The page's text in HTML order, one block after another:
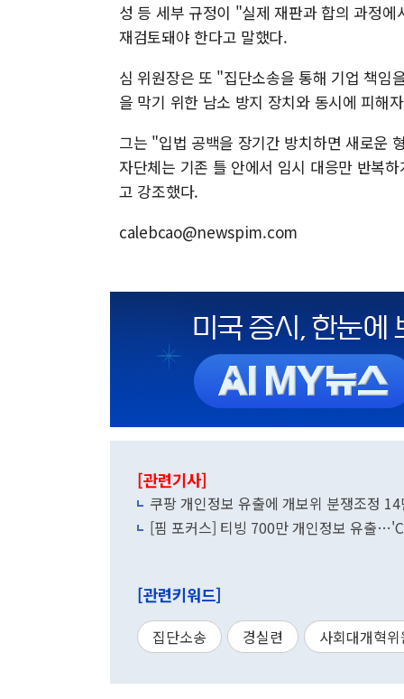
성 등 세부 규정이 "실제 재판과 합의 과정
재검토돼야 한다고 말했다.
심 위원장은 또 "집단소송을 통해 기업 책임
을 막기 위한 남소 방지 장치와 동시에 피해
그는 "입법 공백을 장기간 방치하면 새로운
자단체는 기존 틀 안에서 임시 대응만 반복
고 강조했다.
calebcao@newspim.com
[관련기사]
쿠팡 개인정보 유출에 개보위 분쟁조정
[핌 포커스] 티빙 700만 개인정보 유출
[관련키워드]
집단소송 경실련 사회대개혁